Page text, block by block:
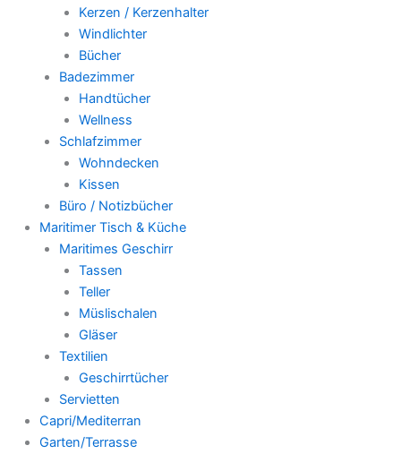
Kerzen / Kerzenhalter
Windlichter
Bücher
Badezimmer
Handtücher
Wellness
Schlafzimmer
Wohndecken
Kissen
Büro / Notizbücher
Maritimer Tisch & Küche
Maritimes Geschirr
Tassen
Teller
Müslischalen
Gläser
Textilien
Geschirrtücher
Servietten
Capri/Mediterran
Garten/Terrasse